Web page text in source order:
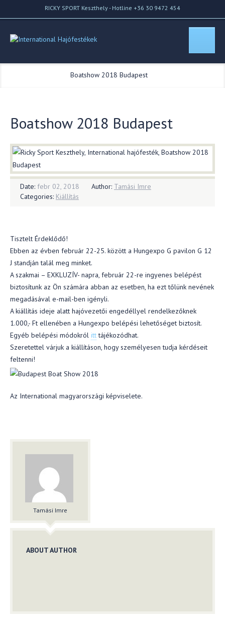
RICKY SPORT Keszthely - Hotline +36 30 9472 454
Boatshow 2018 Budapest
Boatshow 2018 Budapest
Date: febr 02, 2018 Author: Tamási Imre
Categories: Kiállítás
Tisztelt Érdeklődő!
Ebben az évben február 22-25. között a Hungexpo G pavilon G 12
J standján talál meg minket.
A szakmai – EXKLUZÍV- napra, február 22-re ingyenes belépést
biztosítunk az Ön számára abban az esetben, ha ezt tőlünk nevének
megadásával e-mail-ben igényli.
A kiállítás ideje alatt hajóvezetői engedéllyel rendelkezőknek
1.000,- Ft ellenében a Hungexpo belépési lehetőséget biztosít.
Egyéb belépési módokról itttájékozódhat.
Szeretettel várjuk a kiállításon, hogy személyesen tudja kérdéseit
feltenni!
Az International magyarországi képviselete.
Tamási Imre
ABOUT AUTHOR